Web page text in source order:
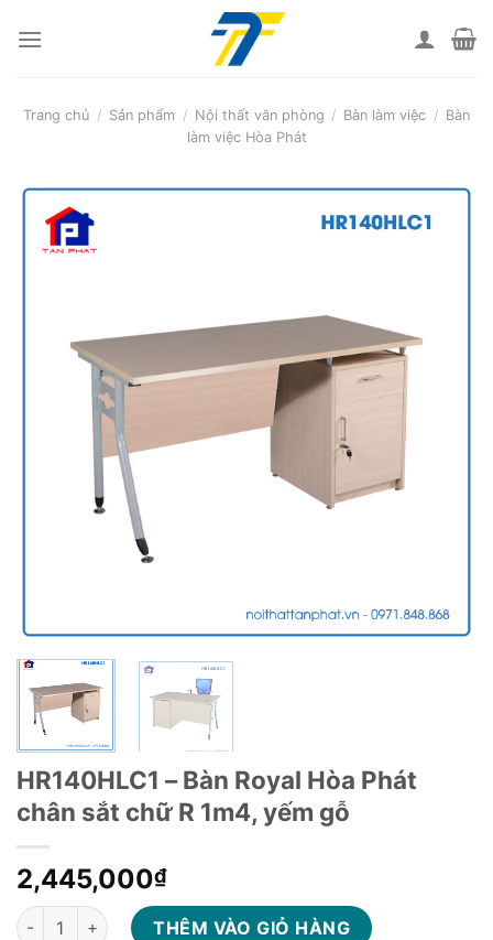
Trang chủ / Sản phẩm / Nội thất văn phòng / Bàn làm việc / Bàn
làm việc Hòa Phát
HR140HLC1 – Bàn Royal Hòa Phát
chân sắt chữ R 1m4, yếm gỗ
2,445,000₫
HR140HLC1 - Bàn Royal Hòa Phát chân sắt chữ R 1m4, yếm gỗ
THÊM VÀO GIỎ HÀNG